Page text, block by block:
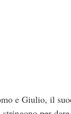
e Giulio, il